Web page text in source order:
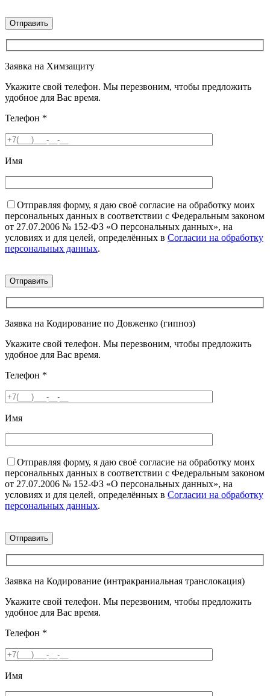
Заявка на Химзащиту
Укажите свой телефон. Мы перезвоним, чтобы предложить
удобное для Вас время.
Телефон *
Имя
Отправляя форму, я даю своё согласие на обработку моих
персональных данных в соответствии с Федеральным законом
от 27.07.2006 № 152-ФЗ «О персональных данных», на
условиях и для целей, определённых в Согласии на обработку
персональных данных.
Заявка на Кодирование по Довженко (гипноз)
Укажите свой телефон. Мы перезвоним, чтобы предложить
удобное для Вас время.
Телефон *
Имя
Отправляя форму, я даю своё согласие на обработку моих
персональных данных в соответствии с Федеральным законом
от 27.07.2006 № 152-ФЗ «О персональных данных», на
условиях и для целей, определённых в Согласии на обработку
персональных данных.
Заявка на Кодирование (интракраниальная транслокация)
Укажите свой телефон. Мы перезвоним, чтобы предложить
удобное для Вас время.
Телефон *
Имя